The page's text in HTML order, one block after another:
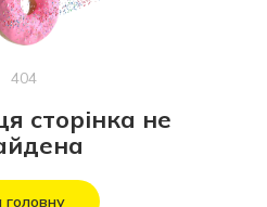
404
сторінка не
головну